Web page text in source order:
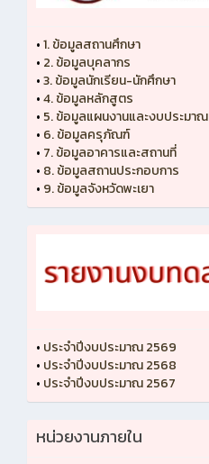
•1. ข้อมูลสถานศึกษา
• 2. ข้อมูลบุคลากร
•3. ข้อมูลนักเรียน-นักศึกษา
•4. ข้อมูลหลักสูตร
• 5. ข้อมูลแผนงานและงบประมาณ
• 6. ข้อมูลครุภัณฑ์
• 7. ข้อมูลอาคารและสถานที่
• 8. ข้อมูลสถานประกอบการ
• 9. ข้อมูลจังหวัดพะเยา
• ประจำปีงบประมาณ 2569
• ประจำปีงบประมาณ 2568
• ประจำปีงบประมาณ 2567
หน่วยงานภายใน